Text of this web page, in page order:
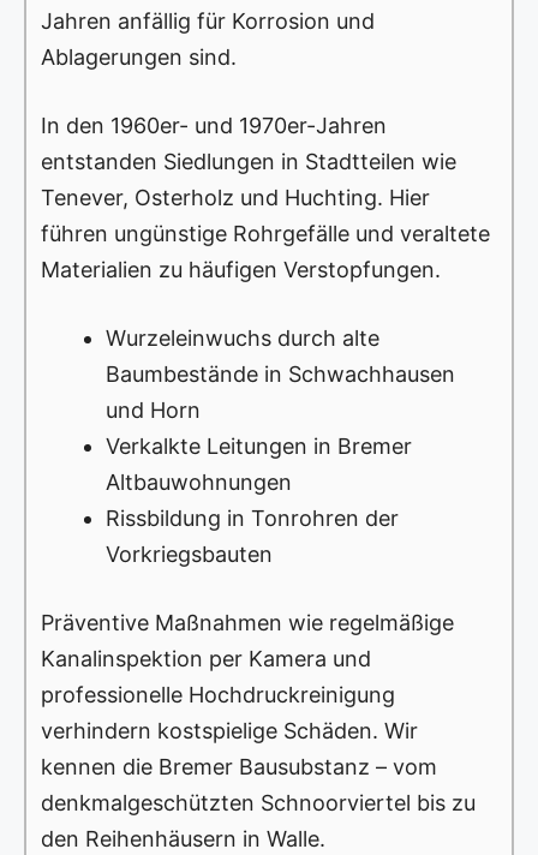
Jahren anfällig für Korrosion und
Ablagerungen sind.
In den 1960er- und 1970er-Jahren
entstanden Siedlungen in Stadtteilen wie
Tenever, Osterholz und Huchting. Hier
führen ungünstige Rohrgefälle und veraltete
Materialien zu häufigen Verstopfungen.
Wurzeleinwuchs durch alte
Baumbestände in Schwachhausen
und Horn
Verkalkte Leitungen in Bremer
Altbauwohnungen
Rissbildung in Tonrohren der
Vorkriegsbauten
Präventive Maßnahmen wie regelmäßige
Kanalinspektion per Kamera und
professionelle Hochdruckreinigung
verhindern kostspielige Schäden. Wir
kennen die Bremer Bausubstanz – vom
denkmalgeschützten Schnoorviertel bis zu
den Reihenhäusern in Walle.